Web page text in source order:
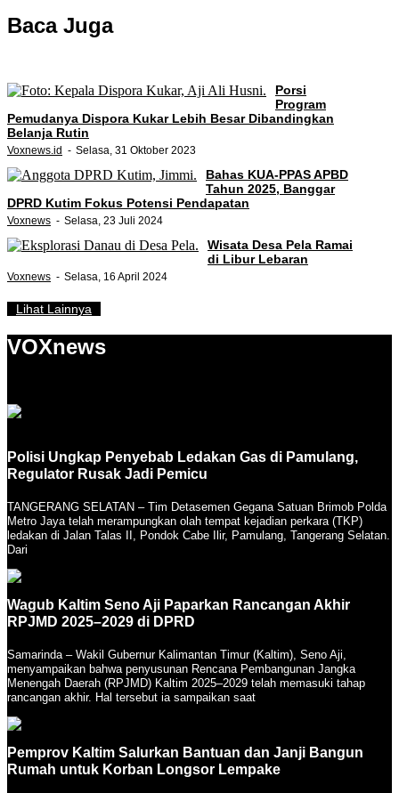
Baca Juga
Porsi
Program
Pemudanya Dispora Kukar Lebih Besar Dibandingkan
Belanja Rutin
Voxnews.id Selasa, 31 Oktober 2023
Bahas KUA-PPAS APBD
Tahun 2025, Banggar
DPRD Kutim Fokus Potensi Pendapatan
Voxnews Selasa, 23 Juli 2024
Wisata Desa Pela Ramai
di Libur Lebaran
Voxnews Selasa, 16 April 2024
Lihat Lainnya
VOXnews
Polisi Ungkap Penyebab Ledakan Gas di Pamulang,
Regulator Rusak Jadi Pemicu
TANGERANG SELATAN – Tim Detasemen Gegana Satuan Brimob Polda
Metro Jaya telah merampungkan olah tempat kejadian perkara (TKP)
ledakan di Jalan Talas II, Pondok Cabe Ilir, Pamulang, Tangerang Selatan.
Dari
Wagub Kaltim Seno Aji Paparkan Rancangan Akhir
RPJMD 2025–2029 di DPRD
Samarinda – Wakil Gubernur Kalimantan Timur (Kaltim), Seno Aji,
menyampaikan bahwa penyusunan Rencana Pembangunan Jangka
Menengah Daerah (RPJMD) Kaltim 2025–2029 telah memasuki tahap
rancangan akhir. Hal tersebut ia sampaikan saat
Pemprov Kaltim Salurkan Bantuan dan Janji Bangun
Rumah untuk Korban Longsor Lempake